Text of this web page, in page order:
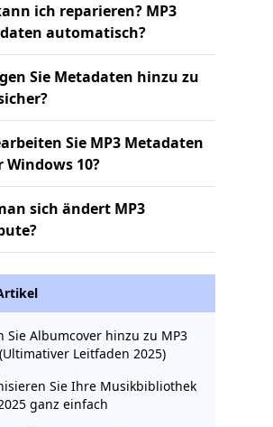
ich reparieren? MP3
automatisch?
Sie Metadaten hinzu zu
Sie MP3 Metadaten
Windows 10?
sich ändert MP3
Sie Albumcover hinzu zu MP3
Leitfaden 2025)
Sie Ihre Musikbibliothek
ganz einfach